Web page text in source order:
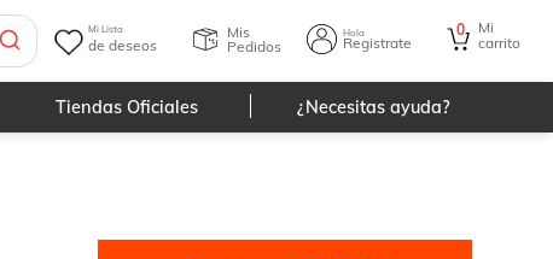
Mi Lista
de deseos
Mis
Pedidos
Hola
Registrate
0
Mi
carrito
Tiendas Oficiales ¿Necesitas ayuda?